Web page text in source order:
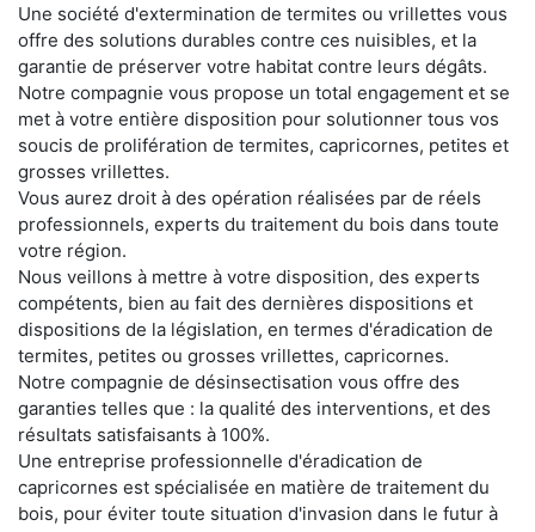
Une société d'extermination de termites ou vrillettes vous
offre des solutions durables contre ces nuisibles, et la
garantie de préserver votre habitat contre leurs dégâts.
Notre compagnie vous propose un total engagement et se
met à votre entière disposition pour solutionner tous vos
soucis de prolifération de termites, capricornes, petites et
grosses vrillettes.
Vous aurez droit à des opération réalisées par de réels
professionnels, experts du traitement du bois dans toute
votre région.
Nous veillons à mettre à votre disposition, des experts
compétents, bien au fait des dernières dispositions et
dispositions de la législation, en termes d'éradication de
termites, petites ou grosses vrillettes, capricornes.
Notre compagnie de désinsectisation vous offre des
garanties telles que : la qualité des interventions, et des
résultats satisfaisants à 100%.
Une entreprise professionnelle d'éradication de
capricornes est spécialisée en matière de traitement du
bois, pour éviter toute situation d'invasion dans le futur à